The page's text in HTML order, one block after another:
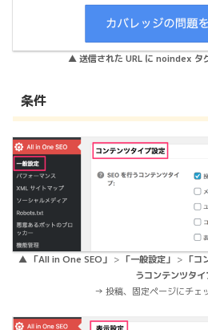
▲ 送信された URL に noindex タ
条件
▲ 「All in One SEO」 > 「一般設定」 > 「コ
うコンテンツタイ
→ 投稿、固定ページにチェ